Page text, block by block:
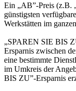
Ein „AB”-Preis (z.B.
günstigsten
Werkstätten im
„SPAREN SIE BIS
Ersparnis zwischen
eine bestimmte
im Umkreis der
BIS ZU”-Ersparnis